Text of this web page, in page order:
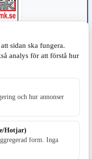
som sedan 2002 ger
Värnamo.nu. Från
kommuner: Gnosjö,
kommun.
sidan ska fungera.
analys för att förstå hur
och hur annonser
Hotjar)
form. Inga